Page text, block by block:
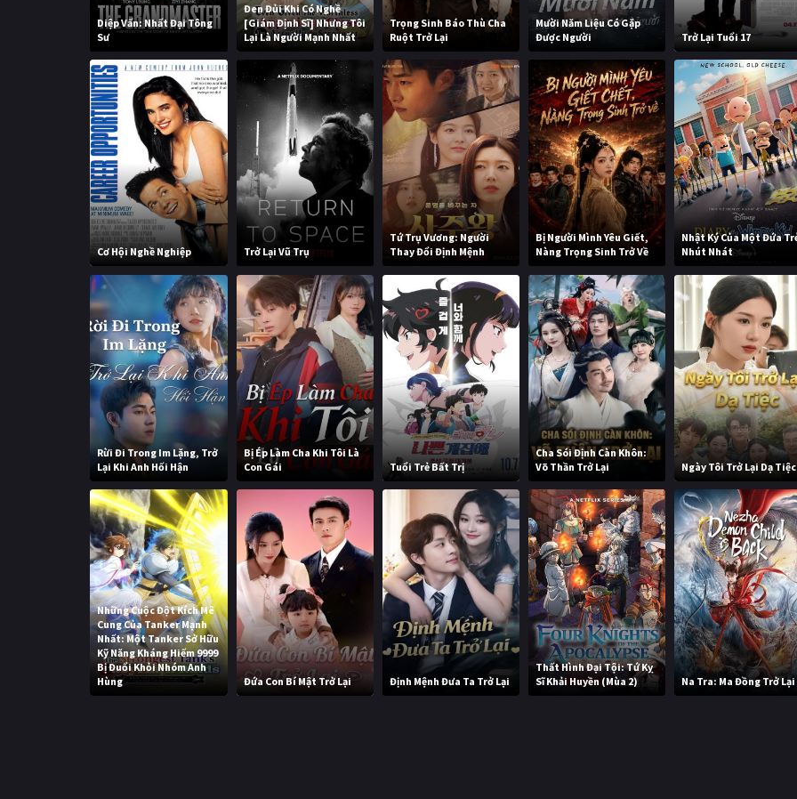
Diệp Vấn: Nhất Đại Tông
Sư
Đen Đủi Khi Có Nghề
[Giám Định Sĩ] Nhưng Tôi
Lại Là Người Mạnh Nhất
Trọng Sinh Báo Thù Cha
Ruột Trở Lại
Mười Năm Liệu Có Gặp
Được Người
Trở Lại Tuổi 17
Cơ Hội Nghề Nghiệp Trở Lại Vũ Trụ
Tứ Trụ Vương: Người
Thay Đổi Định Mệnh
Bị Người Mình Yêu Giết,
Nàng Trọng Sinh Trở Về
Nhật Ký Của Một Đứa
Nhút Nhát
Rừi Đi Trong Im Lặng, Trở
Lại Khi Anh Hối Hận
Bị Ép Làm Cha Khi Tôi Là
Con Gái
Tuổi Trẻ Bất Trị
Cha Sói Định Càn Khôn:
Võ Thần Trở Lại
Ngày Tôi Trở Lại Dạ Tiệc
Những Cuộc Đột Kích Mê
Cung Của Tanker Mạnh
Nhất: Một Tanker Sở Hữu
Kỹ Năng Kháng Hiếm 9999
Bị Đuổi Khỏi Nhóm Anh
Hùng
Đứa Con Bí Mật Trở Lại Định Mệnh Đưa Ta Trở Lại
Thất Hình Đại Tội: Tứ Kỵ
Sĩ Khải Huyền (Mùa 2)
Na Tra: Ma Đồng Trở Lại